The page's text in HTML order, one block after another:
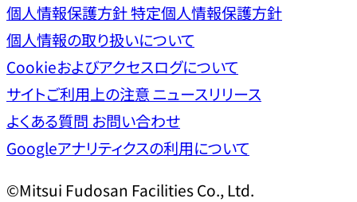
個人情報保護方針特定個人情報保護方針
個人情報の取り扱いについて
Cookieおよびアクセスログについて
サイトご利用上の注意ニュースリリース
よくある質問 お問い合わせ
Googleアナリティクスの利用について
©Mitsui Fudosan Facilities Co., Ltd.